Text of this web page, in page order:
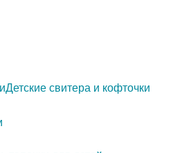
Детские свитера и кофточки